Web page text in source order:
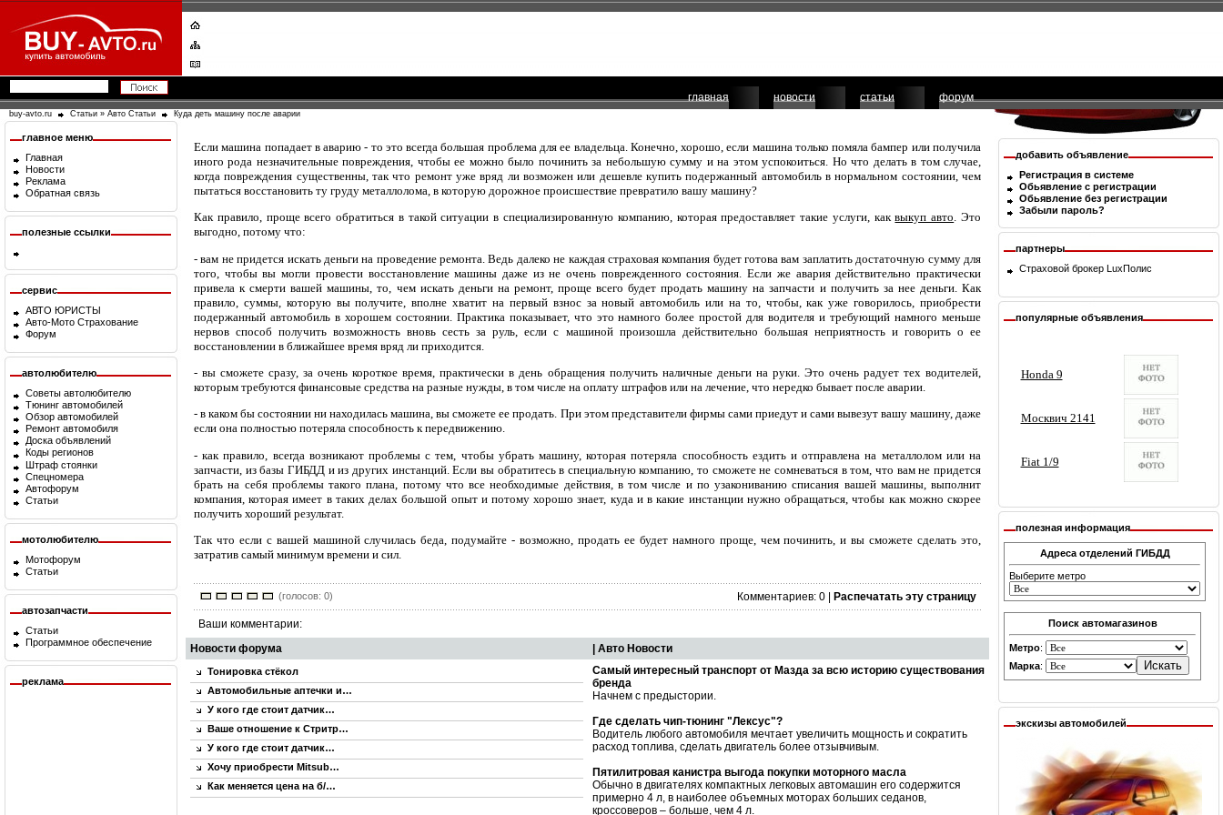
главная новости статьи форум
buy-avto.ru Статьи » Авто Статьи Куда деть машину после аварии
главное меню
Главная
Новости
Реклама
Обратная связь
полезные ссылки
сервис
АВТО ЮРИСТЫ
Авто-Мото Страхование
Форум
автолюбителю
Советы автолюбителю
Тюнинг автомобилей
Обзор автомобилей
Ремонт автомобиля
Доска объявлений
Коды регионов
Штраф стоянки
Спецномера
Автофорум
Статьи
мотолюбителю
Мотофорум
Статьи
автозапчасти
Статьи
Программное обеспечение
реклама
Если машина попадает в аварию - то это всегда большая проблема для ее владельца. Конечно, хорошо, если машина только помяла бампер или получила
иного рода незначительные повреждения, чтобы ее можно было починить за небольшую сумму и на этом успокоиться. Но что делать в том случае,
когда повреждения существенны, так что ремонт уже вряд ли возможен или дешевле купить подержанный автомобиль в нормальном состоянии, чем
пытаться восстановить ту груду металлолома, в которую дорожное происшествие превратило вашу машину?
Как правило, проще всего обратиться в такой ситуации в специализированную компанию, которая предоставляет такие услуги, каквыкуп авто. Это
выгодно, потому что:
- вам не придется искать деньги на проведение ремонта. Ведь далеко не каждая страховая компания будет готова вам заплатить достаточную сумму для
того, чтобы вы могли провести восстановление машины даже из не очень поврежденного состояния. Если же авария действительно практически
привела к смерти вашей машины, то, чем искать деньги на ремонт, проще всего будет продать машину на запчасти и получить за нее деньги. Как
правило, суммы, которую вы получите, вполне хватит на первый взнос за новый автомобиль или на то, чтобы, как уже говорилось, приобрести
подержанный автомобиль в хорошем состоянии. Практика показывает, что это намного более простой для водителя и требующий намного меньше
нервов способ получить возможность вновь сесть за руль, если с машиной произошла действительно большая неприятность и говорить о ее
восстановлении в ближайшее время вряд ли приходится.
- вы сможете сразу, за очень короткое время, практически в день обращения получить наличные деньги на руки. Это очень радует тех водителей,
которым требуются финансовые средства на разные нужды, в том числе на оплату штрафов или на лечение, что нередко бывает после аварии.
- в каком бы состоянии ни находилась машина, вы сможете ее продать. При этом представители фирмы сами приедут и сами вывезут вашу машину, даже
если она полностью потеряла способность к передвижению.
- как правило, всегда возникают проблемы с тем, чтобы убрать машину, которая потеряла способность ездить и отправлена на металлолом или на
запчасти, из базы ГИБДД и из других инстанций. Если вы обратитесь в специальную компанию, то сможете не сомневаться в том, что вам не придется
брать на себя проблемы такого плана, потому что все необходимые действия, в том числе и по узакониванию списания вашей машины, выполнит
компания, которая имеет в таких делах большой опыт и потому хорошо знает, куда и в какие инстанции нужно обращаться, чтобы как можно скорее
получить хороший результат.
Так что если с вашей машиной случилась беда, подумайте - возможно, продать ее будет намного проще, чем починить, и вы сможете сделать это,
затратив самый минимум времени и сил.
(голосов: 0) Комментариев: 0 | Распечатать эту страницу
Ваши комментарии:
Новости форума
| Авто Новости
Тонировка стёкол
Автомобильные аптечки и…
У кого где стоит датчик…
Ваше отношение к Стритр…
У кого где стоит датчик…
Хочу приобрести Mitsub…
Как меняется цена на б/…
Самый интересный транспорт от Мазда за всю историю существования
бренда
Начнем с предыстории.
Где сделать чип-тюнинг "Лексус"?
Водитель любого автомобиля мечтает увеличить мощность и сократить
расход топлива, сделать двигатель более отзывчивым.
Пятилитровая канистра выгода покупки моторного масла
Обычно в двигателях компактных легковых автомашин его содержится
примерно 4 л, в наиболее объемных моторах больших седанов,
кроссоверов – больше, чем 4 л.
добавить объявление
Регистрация в системе
Обьявление с регистрации
Обьявление без регистрации
Забыли пароль?
партнеры
Страховой брокер LuxПолис
популярные объявления
полезная информация
Адреса отделений ГИБДД
Выберите метро
Поиск автомагазинов
Метро:
Марка:
экскизы автомобилей